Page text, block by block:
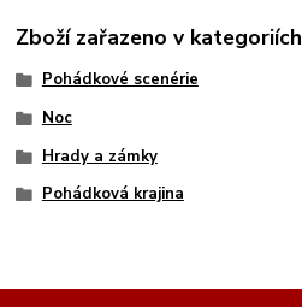
Zboží zařazeno v kategoriích
Pohádkové scenérie
Noc
Hrady a zámky
Pohádková krajina